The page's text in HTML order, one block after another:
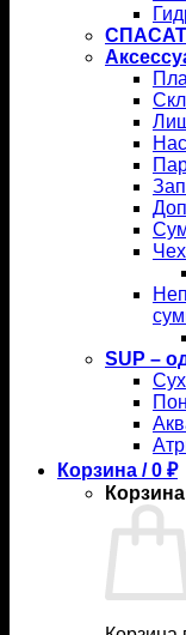
SUP –
Корзина /0 ₽
Корзина